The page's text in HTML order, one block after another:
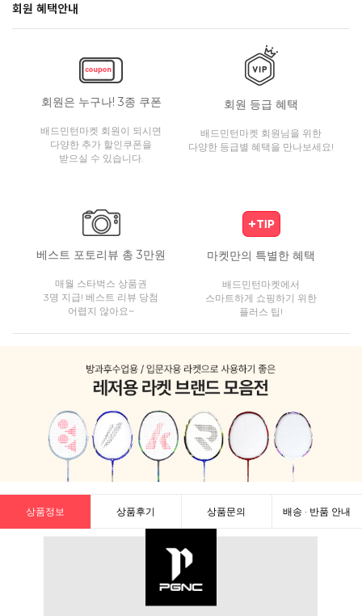
회원 혜택안내
회원은 누구나! 3종 쿠폰
배드민턴마켓 회원이 되시면
다양한 추가 할인쿠폰을
받으실 수 있습니다.
회원 등급 혜택
배드민턴마켓 회원님을 위한
다양한 등급별 혜택을 만나보세요!
베스트 포토리뷰 총 3만원
매월 스타벅스 상품권
3명 지급! 베스트 리뷰 당첨
어렵지 않아요~
마켓만의 특별한 혜택
배드민턴마켓에서
스마트하게 쇼핑하기 위한
플러스 팁!
상품정보 상품후기 상품문의 배송 · 반품 안내